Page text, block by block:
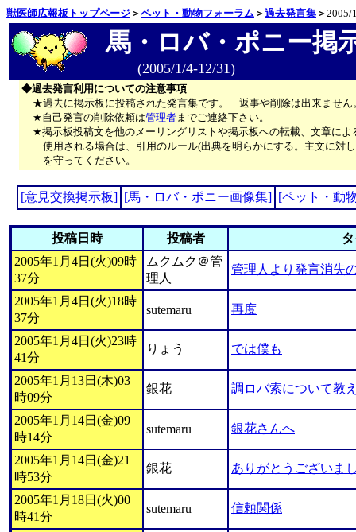
獣医師広報板トップページ ＞ ペット・動物フォーラム ＞ 過去発言集 ＞ 2005/
馬・ロバ・ポニー掲
(2005/1/4-12/31)
◆過去発言利用についての注意事項
★過去に掲示板に投稿された発言集です。 返事や削除は出来ません
★自己発言の削除依頼は管理者までご連絡下さい。
★掲示板投稿文を他のメーリングリストや掲示板への転載、文章によ
使用される場合は、引用のルール(出典を明らかにする。主文に対
を守ってください。
[意見交換掲示板] [馬・ロバ・ポニー画像集] [ペット・動
投稿日時 投稿者
2005年1月4日(火)09時
37分
ムクムク＠管
理人
管理人より発言消失
2005年1月4日(火)18時
37分
sutemaru 再度
2005年1月4日(火)23時
41分
りょう では僕も
2005年1月13日(木)03
時09分
銀花 調ロバ索について教
2005年1月14日(金)09
時14分
sutemaru 銀花さんへ
2005年1月14日(金)21
時53分
銀花 ありがとうございま
2005年1月18日(火)00
時41分
sutemaru 信頼関係